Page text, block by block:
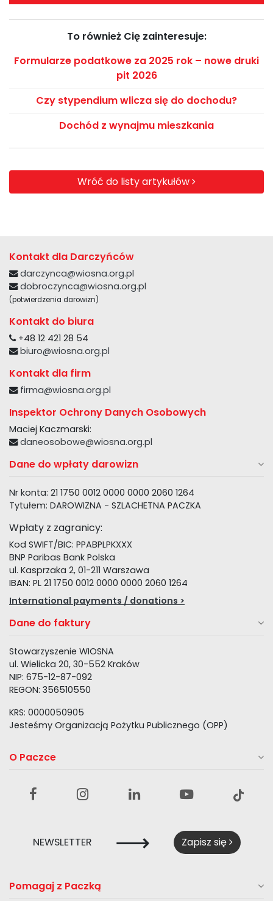
To również Cię zainteresuje:
Formularze podatkowe za 2025 rok – nowe druki
pit 2026
Czy stypendium wlicza się do dochodu?
Dochód z wynajmu mieszkania
Wróć do listy artykułów
Kontakt dla Darczyńców
darczynca@wiosna.org.pl
dobroczynca@wiosna.org.pl
(potwierdzenia darowizn)
Kontakt do biura
+48 12 421 28 54
biuro@wiosna.org.pl
Kontakt dla firm
firma@wiosna.org.pl
Inspektor Ochrony Danych Osobowych
Maciej Kaczmarski:
daneosobowe@wiosna.org.pl
Dane do wpłaty darowizn
Nr konta: 21 1750 0012 0000 0000 2060 1264
Tytułem: DAROWIZNA - SZLACHETNA PACZKA
Wpłaty z zagranicy:
Kod SWIFT/BIC: PPABPLPKXXX
BNP Paribas Bank Polska
ul. Kasprzaka 2, 01-211 Warszawa
IBAN: PL 21 1750 0012 0000 0000 2060 1264
International payments / donations >
Dane do faktury
Stowarzyszenie WIOSNA
ul. Wielicka 20, 30-552 Kraków
NIP: 675-12-87-092
REGON: 356510550
KRS: 0000050905
Jesteśmy Organizacją Pożytku Publicznego (OPP)
O Paczce
NEWSLETTER ⟶ Zapisz się
Pomagaj z Paczką